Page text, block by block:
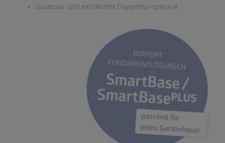
Zusatztür und extrabreite Doppeltür optional